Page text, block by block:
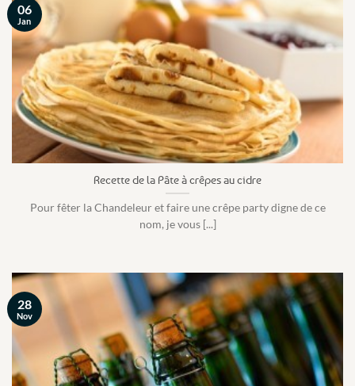
Recette de la Pâte à crêpes au cidre
Pour fêter la Chandeleur et faire une crêpe party digne de ce
nom, je vous [...]
06
Jan
28
Nov